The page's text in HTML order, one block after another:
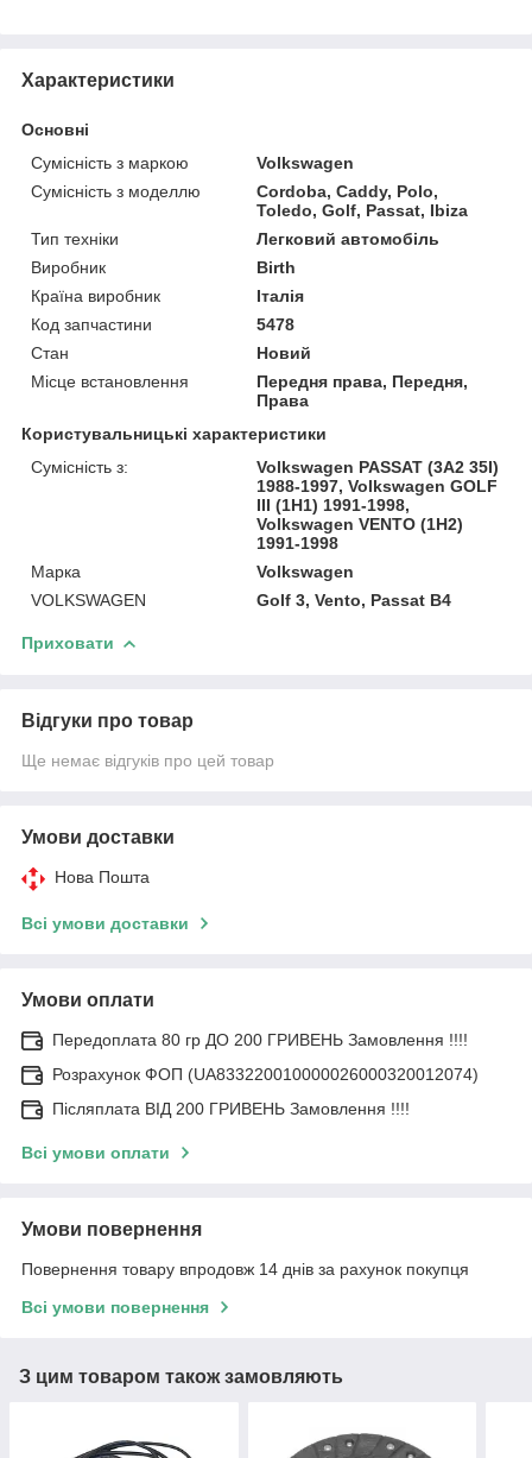
Характеристики
Основні
Сумісність з маркою
Volkswagen
Сумісність з моделлю
Cordoba, Caddy, Polo,
Toledo, Golf, Passat, Ibiza
Тип техніки
Легковий автомобіль
Виробник
Birth
Країна виробник
Італія
Код запчастини
5478
Стан
Новий
Місце встановлення
Передня права, Передня,
Права
Користувальницькі характеристики
Сумісність з:
Volkswagen PASSAT (3A2 35I)
1988-1997, Volkswagen GOLF
III (1H1) 1991-1998,
Volkswagen VENTO (1H2)
1991-1998
Марка
Volkswagen
VOLKSWAGEN
Golf 3, Vento, Passat B4
Приховати
Відгуки про товар
Ще немає відгуків про цей товар
Умови доставки
Нова Пошта
Всі умови доставки
Умови оплати
Передоплата 80 гр ДО 200 ГРИВЕНЬ Замовлення !!!!
Розрахунок ФОП (UA833220010000026000320012074)
Післяплата ВІД 200 ГРИВЕНЬ Замовлення !!!!
Всі умови оплати
Умови повернення
Повернення товару впродовж 14 днів за рахунок покупця
Всі умови повернення
З цим товаром також замовляють